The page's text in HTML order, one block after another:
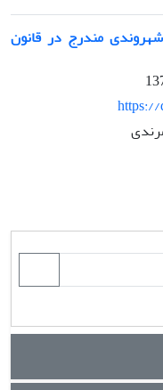
مندرج در قانون‌